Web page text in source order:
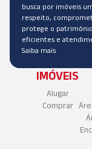
busca por imóveis
respeito,
protege o
eficientes e
Saiba mais
IMÓVEIS
Alugar
Comprar